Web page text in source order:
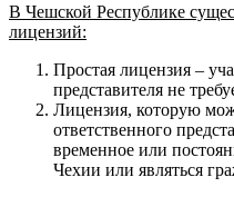
В Чешской Республике
лицензий:
Простая лицензия –
представителя не
Лицензия, которую
ответственного
временное или
Чехии или являться